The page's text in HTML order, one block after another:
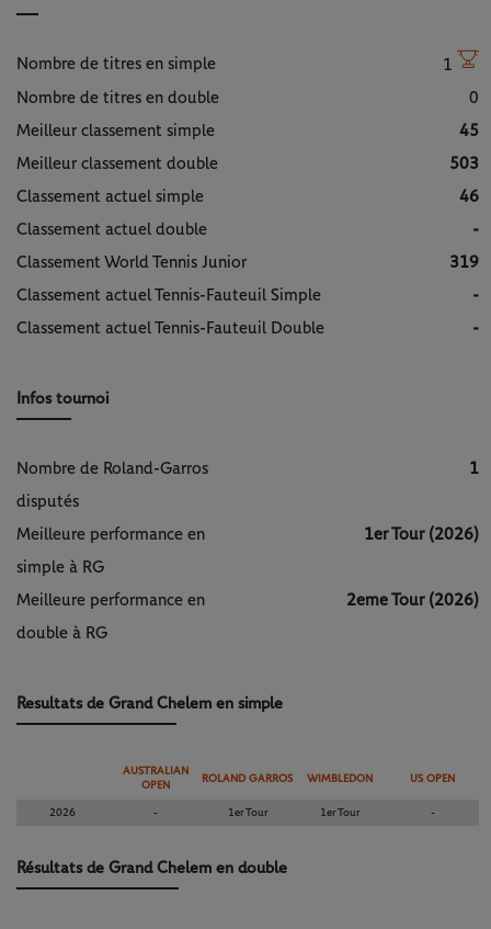
Nombre de titres en simple
1
Nombre de titres en double
0
Meilleur classement simple
45
Meilleur classement double
503
Classement actuel simple
46
Classement actuel double
-
Classement World Tennis Junior
319
Classement actuel Tennis-Fauteuil Simple
-
Classement actuel Tennis-Fauteuil Double
-
Infos tournoi
Nombre de Roland-Garros
disputés
1
Meilleure performance en
simple à RG
1er Tour (2026)
Meilleure performance en
double à RG
2eme Tour (2026)
Resultats de Grand Chelem en simple
AUSTRALIAN
OPEN
ROLAND GARROS WIMBLEDON US OPEN
2026 - 1er Tour 1er Tour -
Résultats de Grand Chelem en double